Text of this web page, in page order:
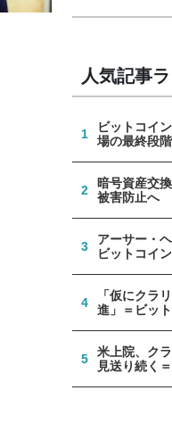
人気記事
1
ビットコイ
場の最終段
2
暗号資産交
被害防止へ
3
アーサー・
ビットコイ
4
「仮にクラ
進」＝ビッ
5
米上院、ク
見送り続く